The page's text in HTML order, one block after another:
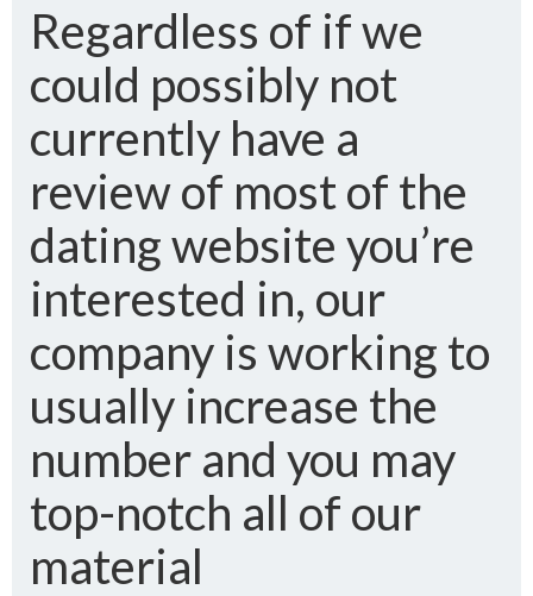
Regardless of if we
could possibly not
currently have a
review of most of the
dating website you’re
interested in, our
company is working to
usually increase the
number and you may
top-notch all of our
material